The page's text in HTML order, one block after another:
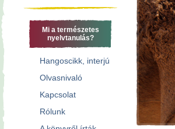
Mi a természetes
nyelvtanulás?
Hangoscikk, interjú
Olvasnivaló
Kapcsolat
Rólunk